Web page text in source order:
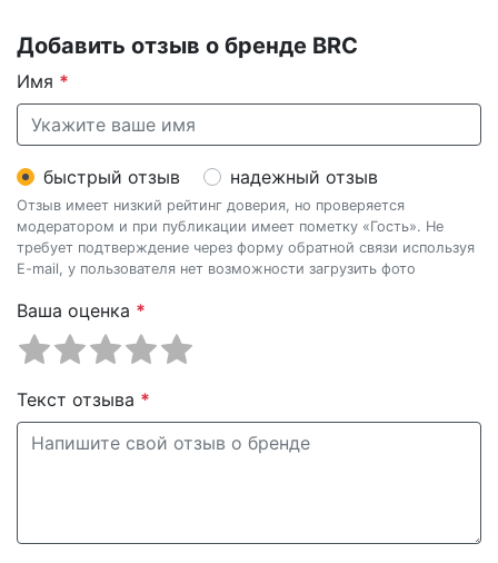
Добавить отзыв о бренде BRC
Имя *
быстрый отзыв надежный отзыв
Отзыв имеет низкий рейтинг доверия, но проверяется
модератором и при публикации имеет пометку «Гость». Не
требует подтверждение через форму обратной связи используя
E-mail, у пользователя нет возможности загрузить фото
Ваша оценка *
Текст отзыва *